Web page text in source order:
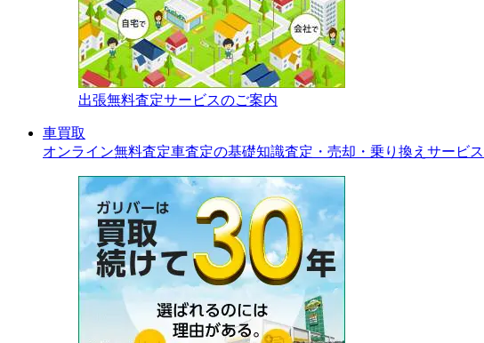
出張無料査定サービスのご案内
車買取
オンライン無料査定車査定の基礎知識査定・売却・乗り換えサービス